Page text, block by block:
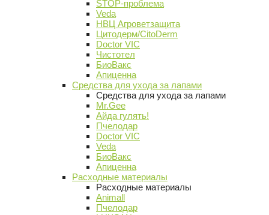
STOP-проблема
Veda
НВЦ Агроветзащита
Цитодерм/CitoDerm
Doctor VIC
Чистотел
БиоВакс
Апиценна
Средства для ухода за лапами
Средства для ухода за лапами
Mr.Gee
Айда гулять!
Пчелодар
Doctor VIC
Veda
БиоВакс
Апиценна
Расходные материалы
Расходные материалы
Animall
Пчелодар